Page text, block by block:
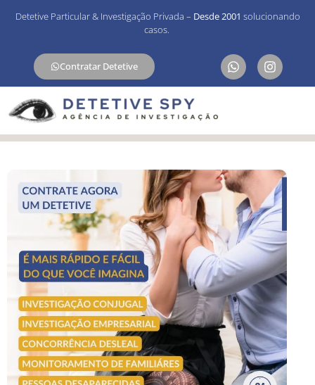
Detetive Particular & Investigação Privada – Desde 2001 solucionando
casos.
Contratar Detetive